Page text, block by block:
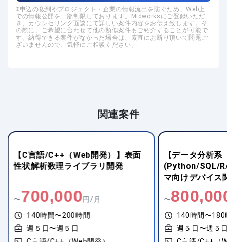
申込の殺到やプロジェクト・企業の情報流出を防ぐため、Web上
での情報公開を一部制限しております。Midworksにご登録いただ
き、カウンセリング面談にて詳しい案件内容をお伝え致します。そ
の際に、ご希望に合わせて他の類似案件もご紹介することが可能で
す。納得できる案件がなかった場合は、素直にお断り頂いて問題ご
ざいませんので、気軽にご相談ください。
関連案件
【C言語/C++（Web開発）】表面
性状解析数理ライブラリ開発
〜700,000円/月
140時間〜200時間
週５日〜週５日
【データ分析系
(Python/SQL/
マ向けデバイス
ンの開発支援
〜
140時間〜180
週５日〜週５